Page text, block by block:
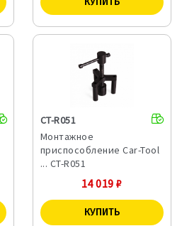
CT-R051
Монтажное
приспособление Car-Tool
... CT-R051
14 019₽